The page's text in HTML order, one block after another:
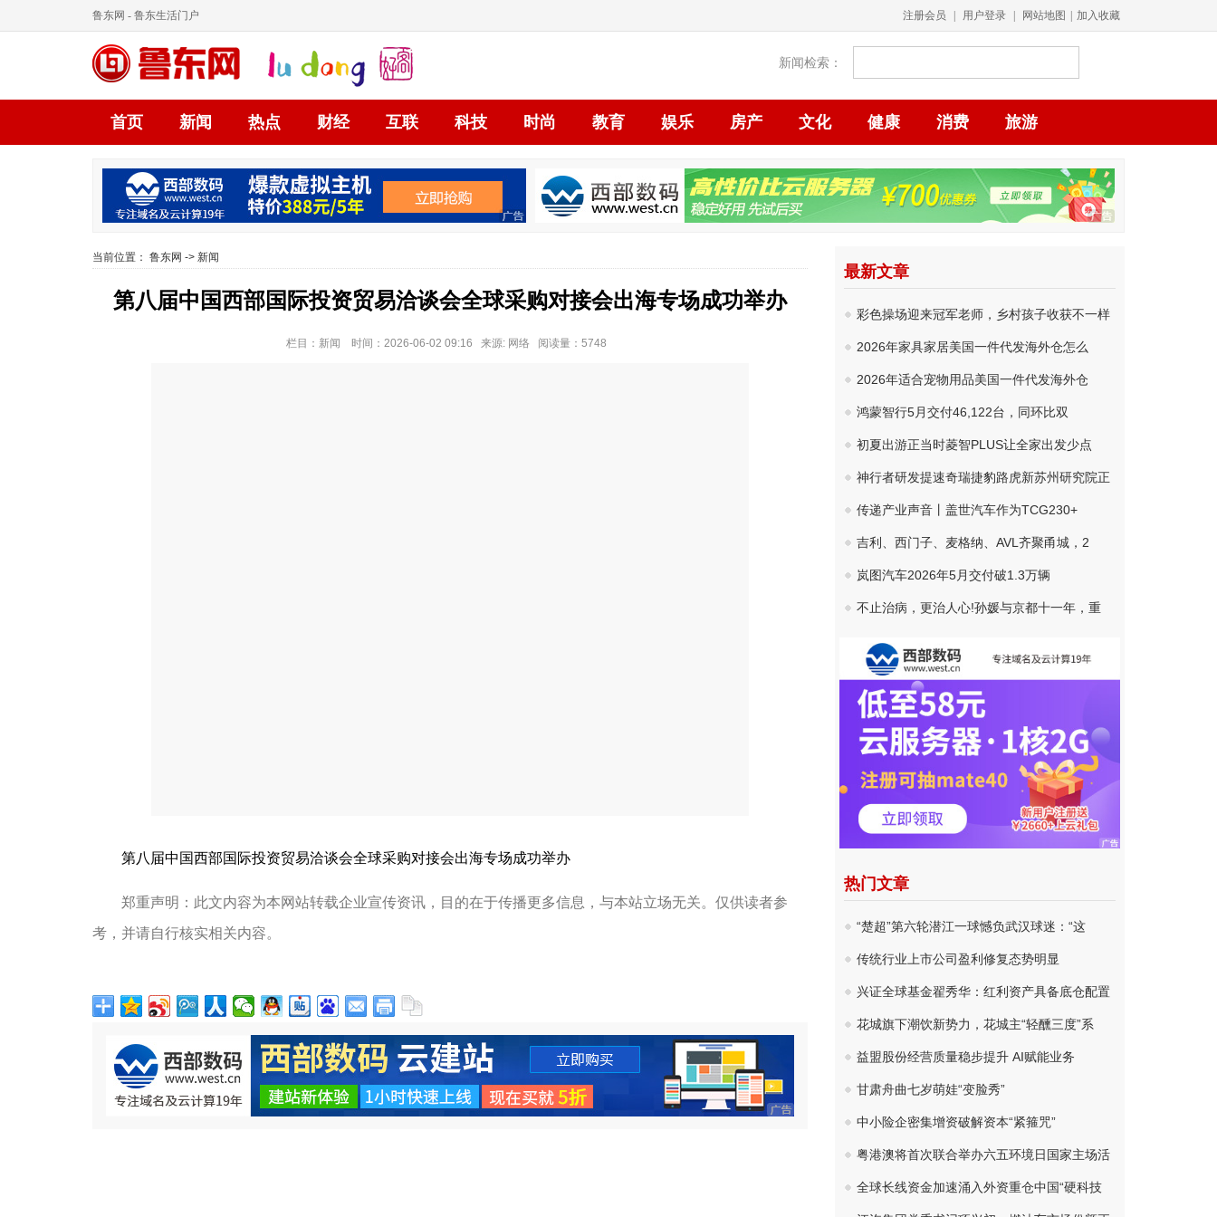
鲁东网 - 鲁东生活门户 注册会员 用户登录 网站地图 加入收藏
新闻检索：
首页 新闻 热点 财经 互联 科技 时尚 教育 娱乐 房产 文化 健康 消费 旅游
当前位置： 鲁东网 -> 新闻
第八届中国西部国际投资贸易洽谈会全球采购对接会出海专场成功举办
栏目：新闻 时间：2026-06-02 09:16 来源: 网络 阅读量：5748
第八届中国西部国际投资贸易洽谈会全球采购对接会出海专场成功举办
郑重声明：此文内容为本网站转载企业宣传资讯，目的在于传播更多信息，与本站立场无关。仅供读者参
考，并请自行核实相关内容。
最新文章
彩色操场迎来冠军老师，乡村孩子收获不一样
2026年家具家居美国一件代发海外仓怎么
2026年适合宠物用品美国一件代发海外仓
鸿蒙智行5月交付46,122台，同环比双
初夏出游正当时菱智PLUS让全家出发少点
神行者研发提速奇瑞捷豹路虎新苏州研究院正
传递产业声音丨盖世汽车作为TCG230+
吉利、西门子、麦格纳、AVL齐聚甬城，2
岚图汽车2026年5月交付破1.3万辆
不止治病，更治人心!孙媛与京都十一年，重
热门文章
“楚超”第六轮潜江一球憾负武汉球迷：“这
传统行业上市公司盈利修复态势明显
兴证全球基金翟秀华：红利资产具备底仓配置
花城旗下潮饮新势力，花城主“轻醺三度”系
益盟股份经营质量稳步提升 AI赋能业务
甘肃舟曲七岁萌娃“变脸秀”
中小险企密集增资破解资本“紧箍咒”
粤港澳将首次联合举办六五环境日国家主场活
全球长线资金加速涌入外资重仓中国“硬科技